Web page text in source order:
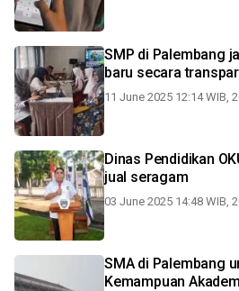
SMP di Palembang jamin
baru secara
11 June 2025 12:14 WIB,
Dinas Pendidikan
jual seragam
03 June 2025 14:48 WIB,
SMA di Palembang
Kemampuan